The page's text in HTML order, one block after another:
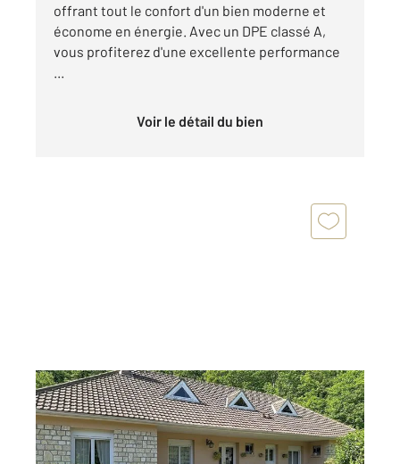
offrant tout le confort d'un bien moderne et
économe en énergie. Avec un DPE classé A,
vous profiterez d'une excellente performance
Voir le détail du bien
CHARTRES 28
130 m2, 6 pièces
Ref : 26107
Maison à vendre